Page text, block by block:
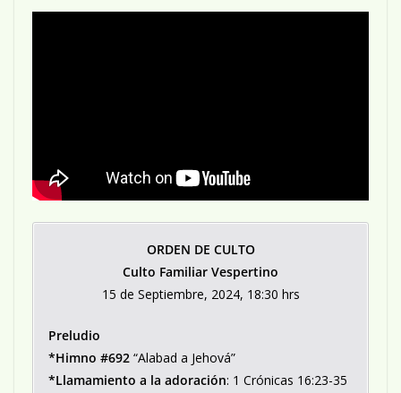
ORDEN DE CULTO
Culto Familiar Vespertino
15 de Septiembre, 2024, 18:30 hrs
Preludio
*Himno #692 “Alabad a Jehová”
*Llamamiento a la adoración: 1 Crónicas 16:23-35